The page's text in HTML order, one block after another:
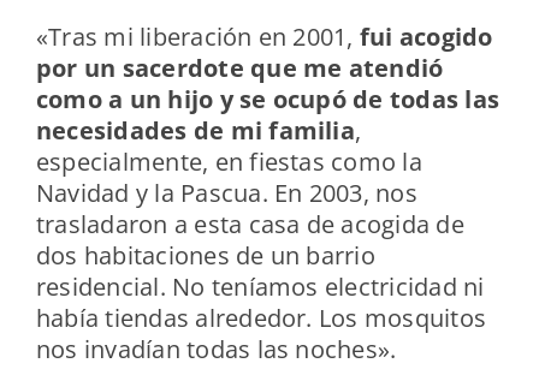
«Tras mi liberación en 2001, fui acogido
por un sacerdote que me atendió
como a un hijo y se ocupó de todas las
necesidades de mi familia,
especialmente, en fiestas como la
Navidad y la Pascua. En 2003, nos
trasladaron a esta casa de acogida de
dos habitaciones de un barrio
residencial. No teníamos electricidad ni
había tiendas alrededor. Los mosquitos
nos invadían todas las noches».